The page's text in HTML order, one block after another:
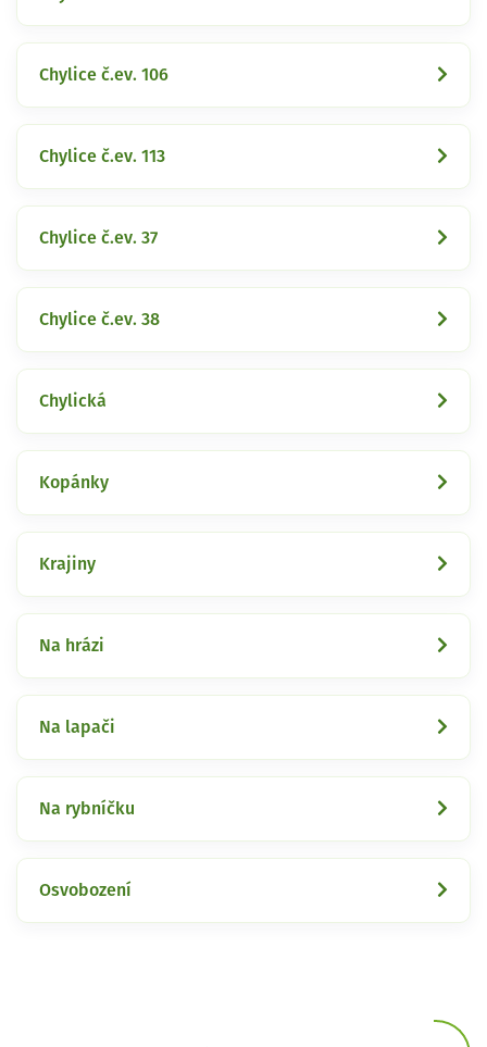
Chylice č.ev. 106
Chylice č.ev. 113
Chylice č.ev. 37
Chylice č.ev. 38
Chylická
Kopánky
Krajiny
Na hrázi
Na lapači
Na rybníčku
Osvobození